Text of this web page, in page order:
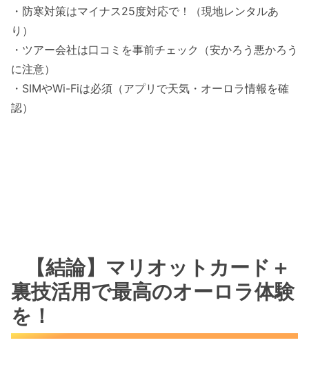
・防寒対策はマイナス25度対応で！（現地レンタルあ
り）
・ツアー会社は口コミを事前チェック（安かろう悪かろう
に注意）
・SIMやWi-Fiは必須（アプリで天気・オーロラ情報を確
認）
【結論】マリオットカード＋
裏技活用で最高のオーロラ体験
を！